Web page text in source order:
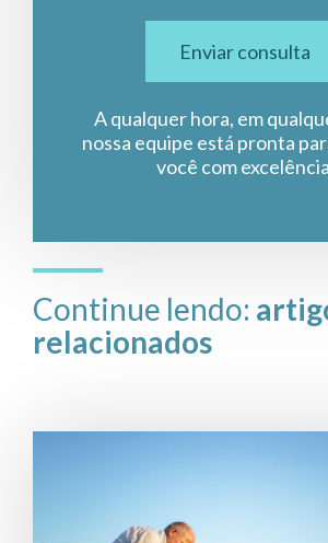
Enviar consulta
A qualquer hora, em
nossa equipe está pronta
você com
Continue lendo:
relacionados